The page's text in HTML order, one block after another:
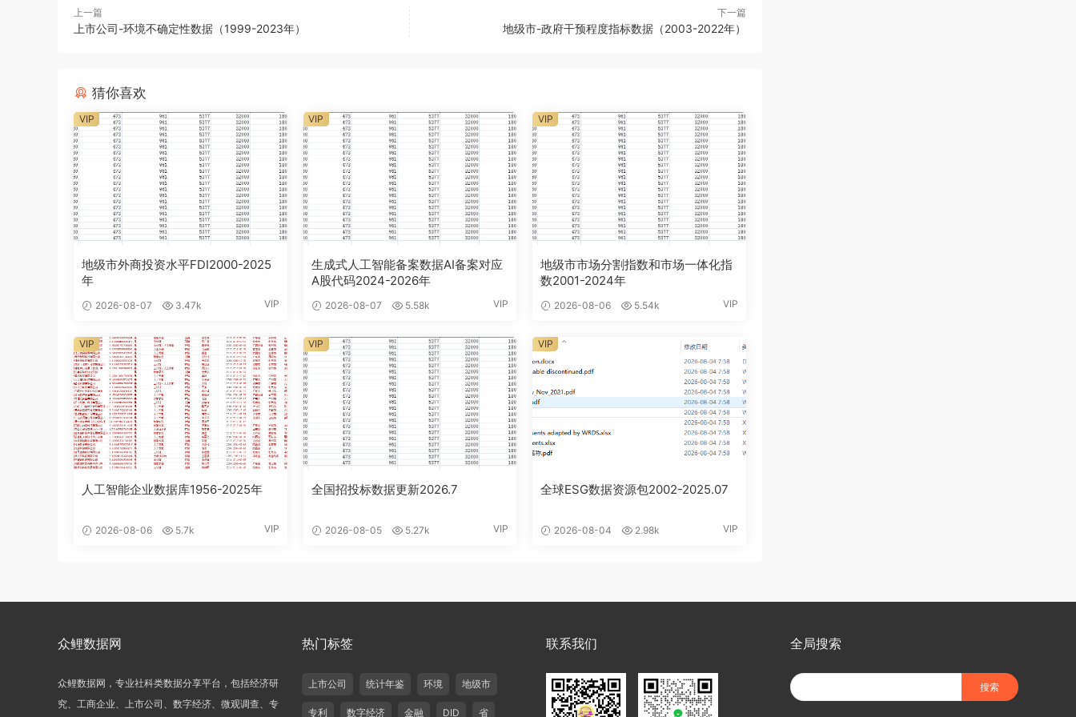
上一篇
上市公司-环境不确定性数据（1999-2023年）
下一篇
地级市-政府干预程度指标数据（2003-2022年）
猜你喜欢
地级市外商投资水平FDI2000-2025
年
2026-08-07 3.47k VIP
VIP
生成式人工智能备案数据AI备案对应
A股代码2024-2026年
2026-08-07 5.58k VIP
VIP
地级市市场分割指数和市场一体化指
数2001-2024年
2026-08-06 5.54k VIP
VIP
人工智能企业数据库1956-2025年
2026-08-06 5.7k VIP
VIP
全国招投标数据更新2026.7
2026-08-05 5.27k VIP
VIP
全球ESG数据资源包2002-2025.07
2026-08-04 2.98k VIP
VIP
众鲤数据网
众鲤数据网，专业社科类数据分享平台，包括经济研
究、工商企业、上市公司、数字经济、微观调查、专
热门标签
上市公司 统计年鉴 环境 地级市
专利 数字经济 金融 DID 省
联系我们 全局搜索